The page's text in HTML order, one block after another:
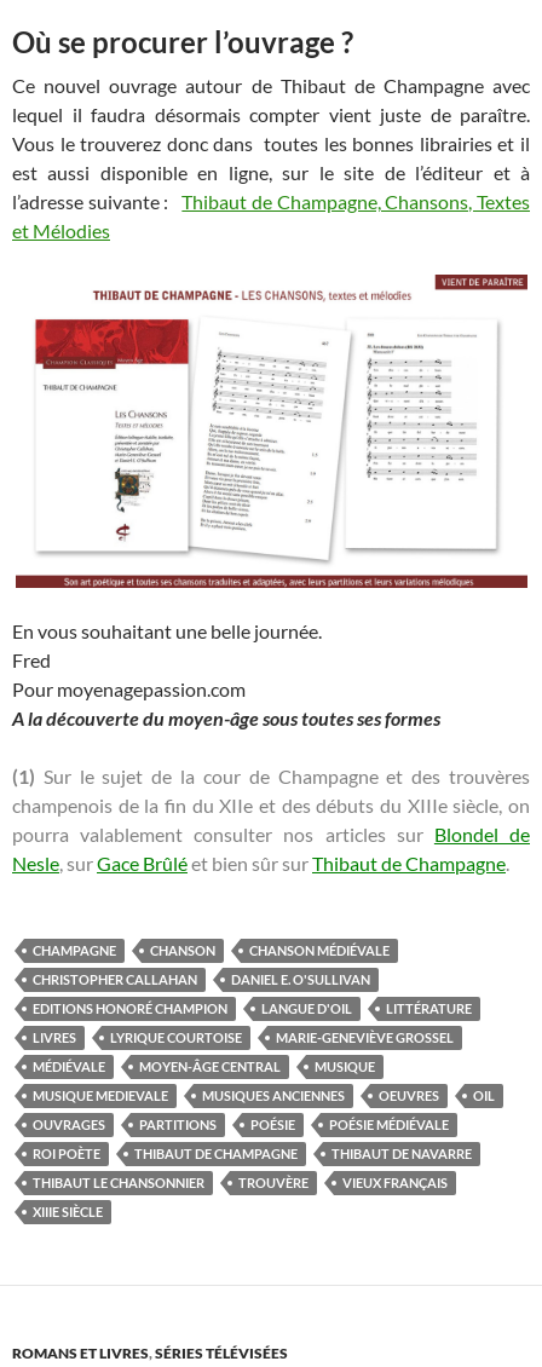
Où se procurer l’ouvrage ?
Ce nouvel ouvrage autour de Thibaut de Champagne avec
lequel il faudra désormais compter vient juste de paraître.
Vous le trouverez donc dans toutes les bonnes librairies et il
est aussi disponible en ligne, sur le site de l’éditeur et à
l’adresse suivante :Thibaut de Champagne, Chansons, Textes
et Mélodies
En vous souhaitant une belle journée.
Fred
Pour moyenagepassion.com
A la découverte du moyen-âge sous toutes ses formes
(1) Sur le sujet de la cour de Champagne et des trouvères
champenois de la fin du XIIe et des débuts du XIIIe siècle, on
pourra valablement consulter nos articles sur Blondel de
Nesle , surGace Brûléet bien sûr surThibaut de Champagne
CHAMPAGNE CHANSON
CHANSON MÉDIÉVALE
CHRISTOPHER CALLAHAN
DANIEL E. O'SULLIVAN
EDITIONS HONORÉ CHAMPION
LANGUE D'OIL
LITTÉRATURE
LIVRES
LYRIQUE COURTOISE
MARIE-GENEVIÈVE GROSSEL
MÉDIÉVALE
MOYEN-ÂGE CENTRAL
MUSIQUE
MUSIQUE MEDIEVALE
MUSIQUES ANCIENNES OEUVRES
OIL
OUVRAGES
PARTITIONS POÉSIE
POÉSIE MÉDIÉVALE
ROI POÈTE
THIBAUT DE CHAMPAGNE
THIBAUT DE NAVARRE
THIBAUT LE CHANSONNIER
TROUVÈRE
VIEUX FRANÇAIS
XIIIE SIÈCLE
ROMANS ET LIVRES,SÉRIES TÉLÉVISÉES